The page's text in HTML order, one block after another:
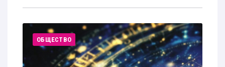
ОБЩЕСТВО